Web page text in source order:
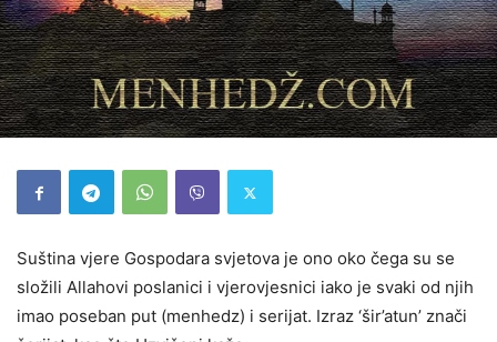
Suština vjere Gospodara svjetova je ono oko čega su se
složili Allahovi poslanici i vjerovjesnici iako je svaki od njih
imao poseban put (menhedz) i serijat. Izraz ‘šir’atun’ znači